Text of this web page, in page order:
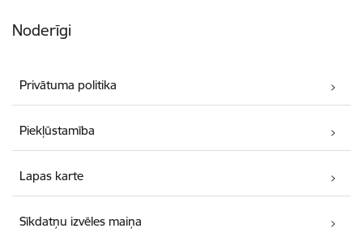
Noderīgi
Privātuma politika
Piekļūstamība
Lapas karte
Sīkdatņu izvēles maiņa